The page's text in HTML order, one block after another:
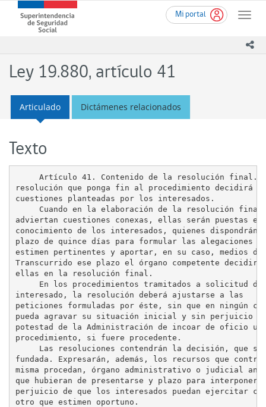
contenido
Mi portal
Toggle
Superintendencia
de
(SUSESO)
-
de
Chile
Ley 19.880, artículo 41
Articulado Dictámenes relacionados
Texto
Artículo 41. Contenido de la resolución final.
resolución que ponga fin al procedimiento decidirá
cuestiones planteadas por los interesados.
Cuando en la elaboración de la resolución final
adviertan cuestiones conexas, ellas serán puestas en
conocimiento de los interesados, quienes dispondrán
plazo de quince días para formular las alegaciones
estimen pertinentes y aportar, en su caso, medios de
Transcurrido ese plazo el órgano competente decidirá
ellas en la resolución final.
En los procedimientos tramitados a solicitud
interesado, la resolución deberá ajustarse a las
peticiones formuladas por éste, sin que en ningún
pueda agravar su situación inicial y sin perjuicio
potestad de la Administración de incoar de oficio un
procedimiento, si fuere procedente.
Las resoluciones contendrán la decisión, que
fundada. Expresarán, además, los recursos que
misma procedan, órgano administrativo o judicial
que hubieran de presentarse y plazo para
perjuicio de que los interesados puedan ejercitar
otro que estimen oportuno.